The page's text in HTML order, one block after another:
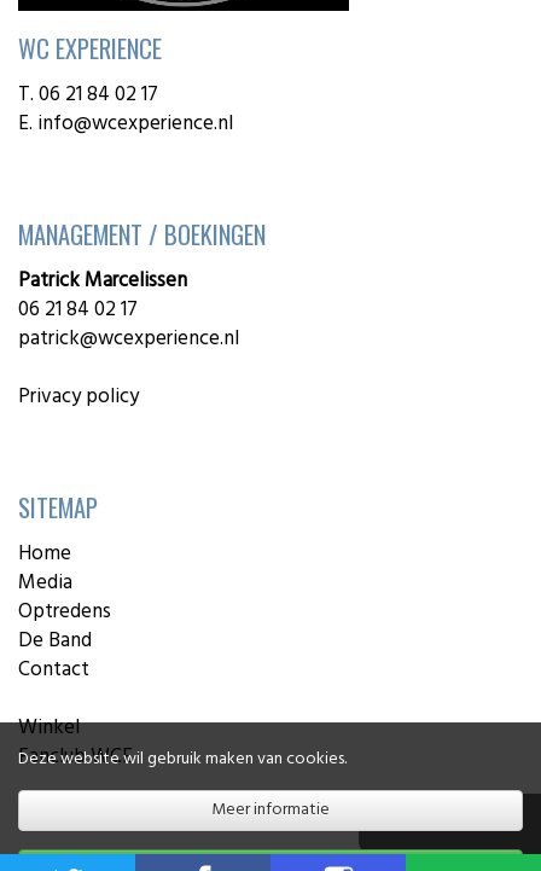
WC EXPERIENCE
T. 06 21 84 02 17
E. info@wcexperience.nl
MANAGEMENT / BOEKINGEN
Patrick Marcelissen
06 21 84 02 17
patrick@wcexperience.nl
Privacy policy
SITEMAP
Home
Media
Optredens
De Band
Contact
Winkel
Fanclub WCE
Deze website wil gebruik maken van cookies.
Meer informatie
▲ Terug naar boven